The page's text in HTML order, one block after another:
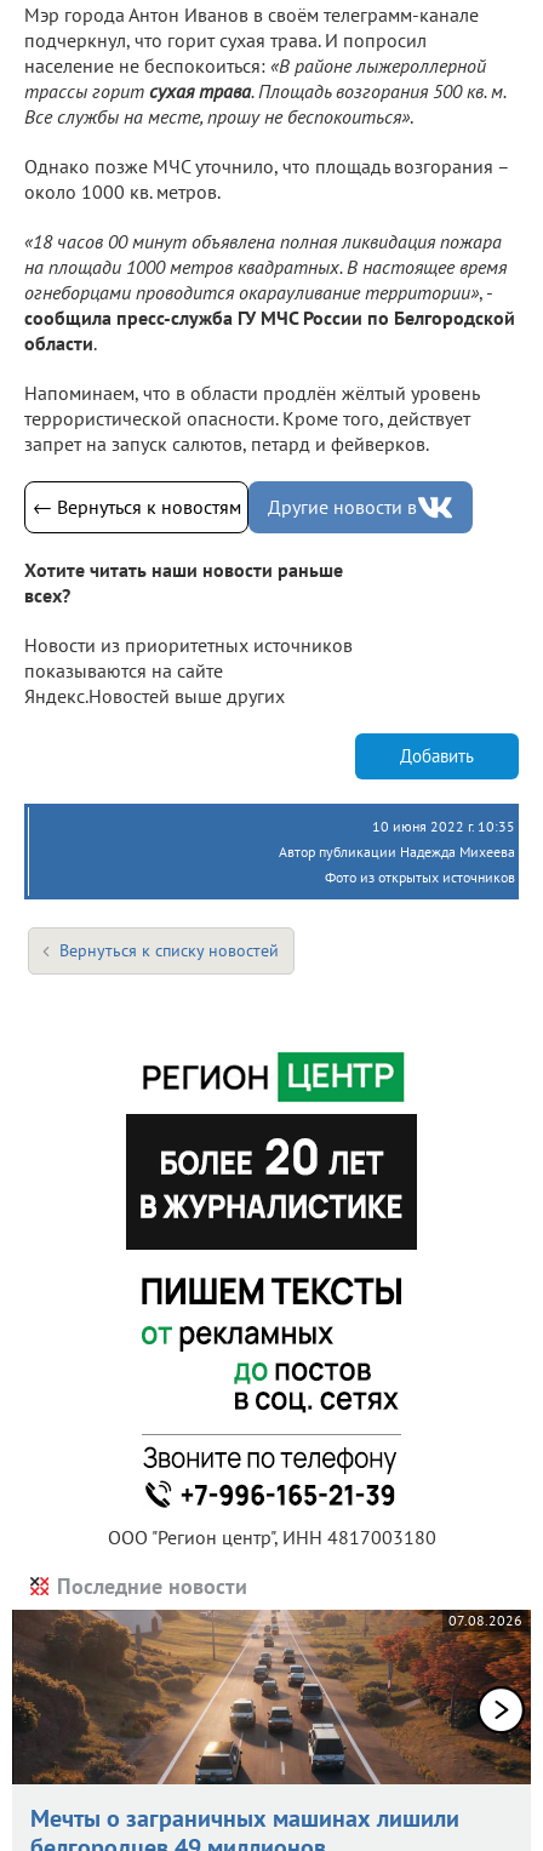
Мэр города Антон Иванов в своём телеграмм-канале
подчеркнул, что горит сухая трава. И попросил
население не беспокоиться: «В районе лыжероллерной
трассы горит сухая трава. Площадь возгорания 500 кв. м.
Все службы на месте, прошу не беспокоиться».
Однако позже МЧС уточнило, что площадь возгорания –
около 1000 кв. метров.
«18 часов 00 минут объявлена полная ликвидация пожара
на площади 1000 метров квадратных. В настоящее время
огнеборцами проводится окарауливание территории», -
сообщила пресс-служба ГУ МЧС России по Белгородской
области.
Напоминаем, что в области продлён жёлтый уровень
террористической опасности. Кроме того, действует
запрет на запуск салютов, петард и фейверков.
← Вернуться к новостям Другие новости в
Хотите читать наши новости раньше
всех?
Новости из приоритетных источников
показываются на сайте
Яндекс.Новостей выше других
Добавить
10 июня 2022 г. 10:35
Автор публикации Надежда Михеева
Фото из открытых источников
Вернуться к списку новостей
ООО "Регион центр", ИНН 4817003180
Последние новости
07.08.2026
Мечты о заграничных машинах лишили